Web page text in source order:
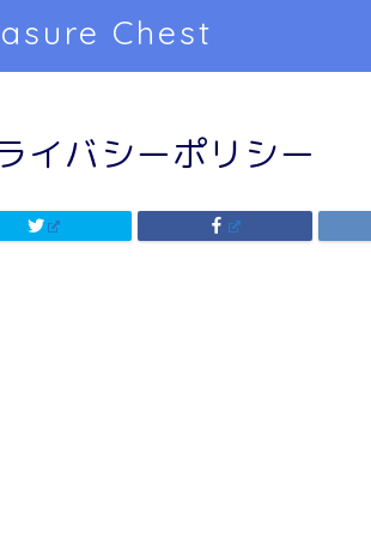
Chest
イバシーポリシー